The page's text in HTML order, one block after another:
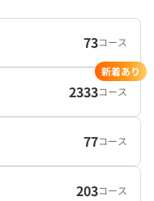
73コース
2333コース
新着あり
77コース
203コース